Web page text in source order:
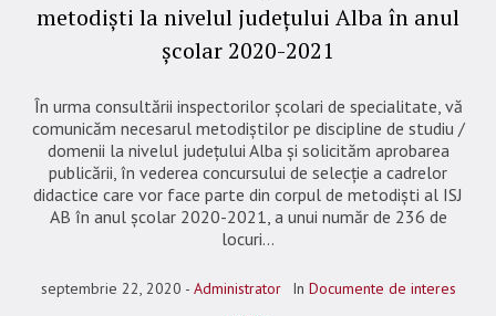
metodişti la nivelul judeţului Alba în anul
şcolar 2020-2021
În urma consultării inspectorilor şcolari de specialitate, vă
comunicăm necesarul metodiştilor pe discipline de studiu /
domenii la nivelul judeţului Alba şi solicităm aprobarea
publicării, în vederea concursului de selecţie a cadrelor
didactice care vor face parte din corpul de metodişti al ISJ
AB în anul şcolar 2020-2021, a unui număr de 236 de
locuri...
septembrie 22, 2020 Administrator In Documente de interes